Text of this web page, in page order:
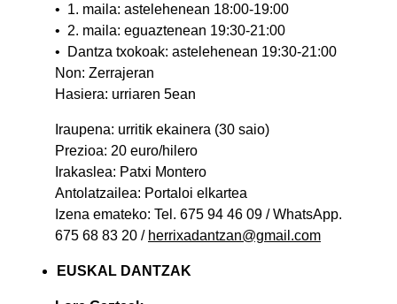
• 1. maila: astelehenean 18:00-19:00
• 2. maila: eguaztenean 19:30-21:00
• Dantza txokoak: astelehenean 19:30-21:00
Non: Zerrajeran
Hasiera: urriaren 5ean
Iraupena: urritik ekainera (30 saio)
Prezioa: 20 euro/hilero
Irakaslea: Patxi Montero
Antolatzailea: Portaloi elkartea
Izena emateko: Tel. 675 94 46 09 / WhatsApp.
675 68 83 20 / herrixadantzan@gmail.com
EUSKAL DANTZAK